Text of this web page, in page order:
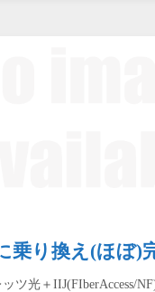
乗り換え(ほぼ)
ツ光＋IIJ(FIberAccess/